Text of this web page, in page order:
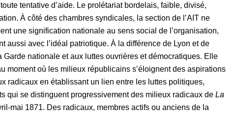
tentative d’aide. Le prolétariat bordelais, faible, divisé,
À côté des chambres syndicales, la section de l’AIT ne
une signification nationale au sens social de l’organisation,
aussi avec l’idéal patriotique. À la différence de Lyon et de
nationale et aux luttes ouvrières et démocratiques. Elle
moment où les milieux républicains s’éloignent des aspirations
radicaux en établissant un lien entre les luttes politiques,
qui se distinguent progressivement des milieux radicaux de La
mai 1871. Des radicaux, membres actifs ou anciens de la